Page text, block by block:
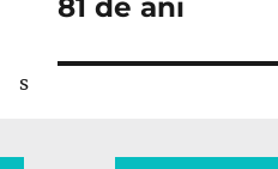
81 de ani
s